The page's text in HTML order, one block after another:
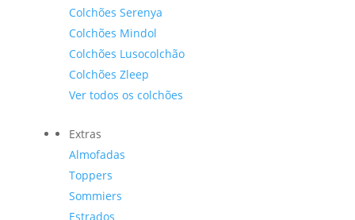
Colchões Serenya
Colchões Mindol
Colchões Lusocolchão
Colchões Zleep
Ver todos os colchões
Extras
Almofadas
Toppers
Sommiers
Estrados